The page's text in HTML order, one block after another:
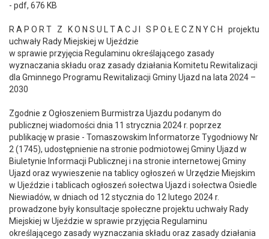
- pdf, 676 KB
R A P O R T Z K O N S U L T A C J I S P O Ł E C Z N Y C H projektu
uchwały Rady Miejskiej w Ujeździe
w sprawie przyjęcia Regulaminu określającego zasady
wyznaczania składu oraz zasady działania Komitetu Rewitalizacji
dla Gminnego Programu Rewitalizacji Gminy Ujazd na lata 2024 –
2030
Zgodnie z Ogłoszeniem Burmistrza Ujazdu podanym do
publicznej wiadomości dnia 11 strycznia 2024 r. poprzez
publikację w prasie - Tomaszowskim Informatorze Tygodniowy Nr
2 (1745), udostępnienie na stronie podmiotowej Gminy Ujazd w
Biuletynie Informacji Publicznej i na stronie internetowej Gminy
Ujazd oraz wywieszenie na tablicy ogłoszeń w Urzędzie Miejskim
w Ujeździe i tablicach ogłoszeń sołectwa Ujazd i sołectwa Osiedle
Niewiadów, w dniach od 12 stycznia do 12 lutego 2024 r.
prowadzone były konsultacje społeczne projektu uchwały Rady
Miejskiej w Ujeździe w sprawie przyjęcia Regulaminu
określającego zasady wyznaczania składu oraz zasady działania